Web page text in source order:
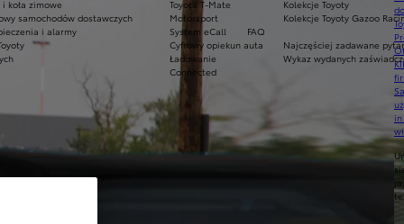
Toyota T-Mate
Motorsport
System eCall
Cyfrowy opiekun auta
Ładowanie
Connected
koła zimowe
samochodów dostawczych
i alarmy
Kolekcje Toyoty
Kolekcje Toyoty Gazoo
FAQ
Najczęściej zadawane
Wykaz wydanych